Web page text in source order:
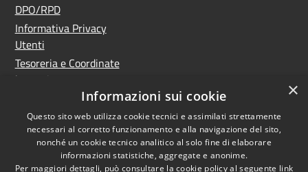
DPO/RPD
Informativa Privacy
Utenti
Tesoreria e Coordinate
bancarie
Controlla la tua posta
PNRR (Piano Nazionale
di Ripresa e Resilienza)
Meccanismo di feedback
×
Informazioni sui cookie
Questo sito web utilizza cookie tecnici e assimilati strettamente
necessari al corretto funzionamento e alla navigazione del sito,
nonché un cookie tecnico analitico al solo fine di elaborare
informazioni statistiche, aggregate e anonime.
Per maggiori dettagli, può consultare la cookie policy al seguente link